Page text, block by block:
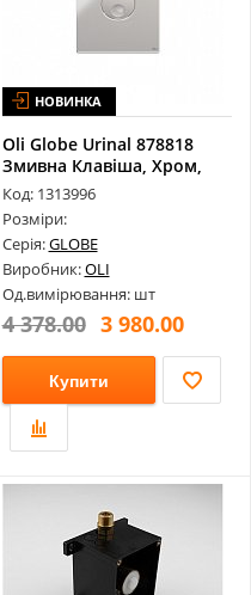
НОВИНКА
Oli Globe Urinal 878818
Змивна Клавіша, Хром,
Код: 1313996
Розміри:
Серія:GLOBE
Виробник:OLI
Од.вимірювання: шт
4 378.00 3 980.00
Купити